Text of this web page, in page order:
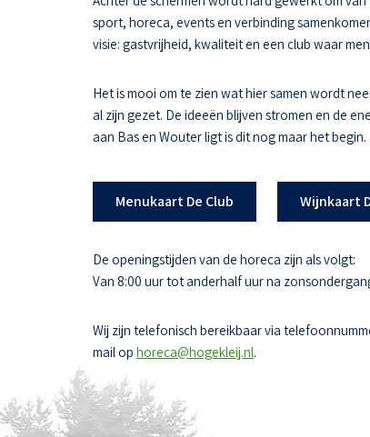
sport, horeca, events en verbinding
visie: gastvrijheid, kwaliteit en een club waar
Het is mooi om te zien wat hier samen wordt
al zijn gezet. De ideeën blijven stromen en de
aan Bas en Wouter ligt is dit nog maar het begin.
Menukaart De Club Wijnkaart
De openingstijden van de horeca zijn als volgt:
Van 8:00 uur tot anderhalf uur na
Wij zijn telefonisch bereikbaar via
mail op horeca@hogekleij.nl.